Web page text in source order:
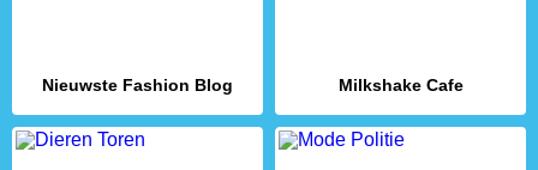
Nieuwste Fashion Blog Milkshake Cafe